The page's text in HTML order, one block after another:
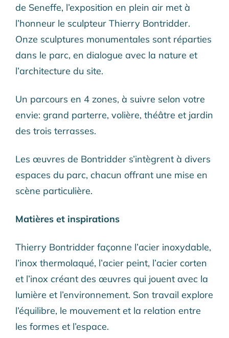
de Seneffe, l’exposition en plein air met à
l’honneur le sculpteur Thierry Bontridder.
Onze sculptures monumentales sont réparties
dans le parc, en dialogue avec la nature et
l’architecture du site.
Un parcours en 4 zones, à suivre selon votre
envie: grand parterre, volière, théâtre et jardin
des trois terrasses.
Les œuvres de Bontridder s’intègrent à divers
espaces du parc, chacun offrant une mise en
scène particulière.
Matières et inspirations
Thierry Bontridder façonne l’acier inoxydable,
l’inox thermolaqué, l’acier peint, l’acier corten
et l’inox créant des œuvres qui jouent avec la
lumière et l’environnement. Son travail explore
l’équilibre, le mouvement et la relation entre
les formes et l’espace.